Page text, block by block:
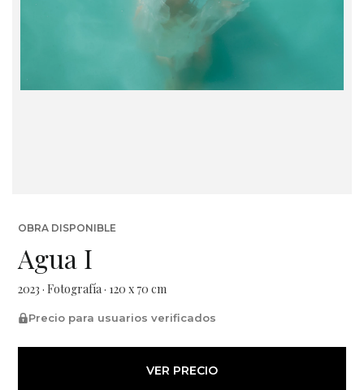
OBRA DISPONIBLE
Agua I
2023 · Fotografía · 120 x 70 cm
Precio para usuarios verificados
VER PRECIO